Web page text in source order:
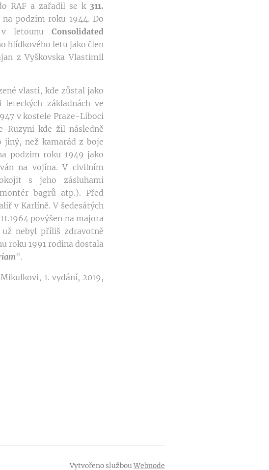
RAF a zařadil se k 311.
podzim roku 1944. Do
letounu Consolidated
hlídkového letu jako člen
z Vyškovska Vlastimil
vlasti, kde zůstal jako
základnách ve
v kostele Praze-Liboci
Ruzyni kde žil následně
než kamarád z boje
podzim roku 1949 jako
na vojína. V civilním
s jeho zásluhami
bagrů atp.). Před
v Karlíně. V šedesátých
povýšen na majora
nebyl příliš zdravotně
roku 1991 rodina dostala
".
Mikulkovi, 1. vydání, 2019,
Vytvořeno službouWebnode